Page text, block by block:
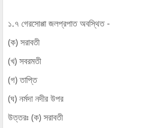
১.৭ গেরসোপ্পা জলপ্রপাত অবস্থিত -
(ক) সরাবতী
(খ) সবরমতী
(গ) তাপ্তি
(ঘ) নর্মদা নদীর উপর
উত্তরঃ (ক) সরাবতী